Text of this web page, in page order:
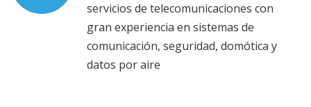
servicios de telecomunicaciones con
gran experiencia en sistemas de
comunicación, seguridad, domótica y
datos por aire